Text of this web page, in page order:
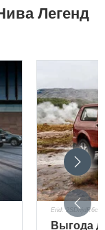
Легенд
Erid: 2SDnjdR6ciE
Выгода